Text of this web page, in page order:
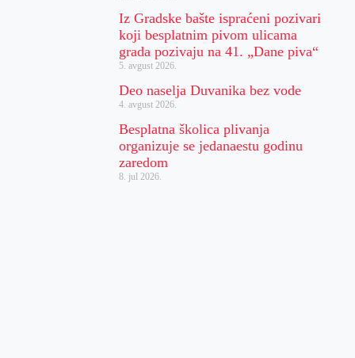
Iz Gradske bašte ispraćeni pozivari
koji besplatnim pivom ulicama
grada pozivaju na 41. „Dane piva“
5. avgust 2026.
Deo naselja Duvanika bez vode
4. avgust 2026.
Besplatna školica plivanja
organizuje se jedanaestu godinu
zaredom
8. jul 2026.